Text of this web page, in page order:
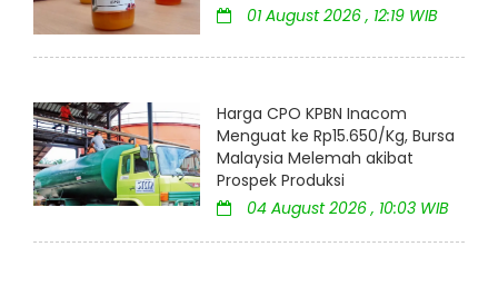
01 August 2026 , 12:19 WIB
Harga CPO KPBN Inacom
Menguat ke Rp15.650/Kg, Bursa
Malaysia Melemah akibat
Prospek Produksi
04 August 2026 , 10:03 WIB